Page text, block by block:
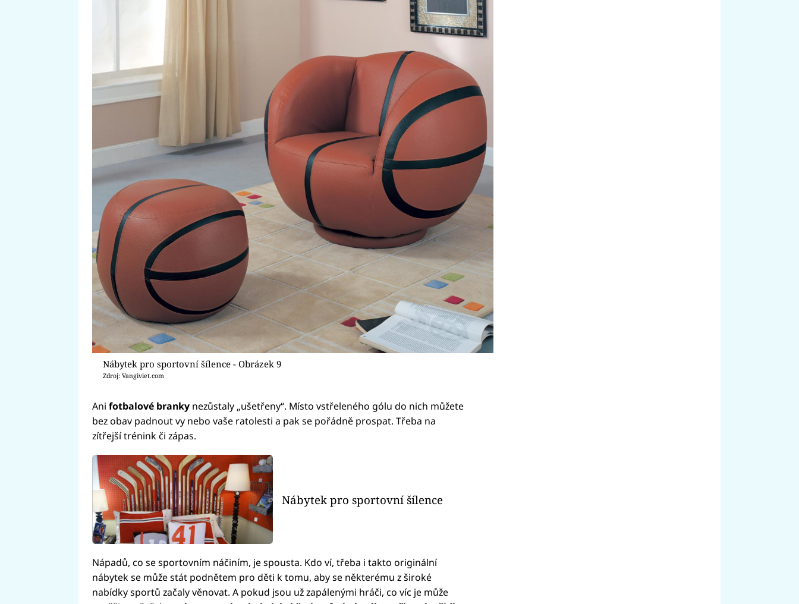
Nábytek pro sportovní šílence - Obrázek 9
Zdroj: Vangiviet.com
Ani fotbalové branky nezůstaly „ušetřeny“. Místo vstřeleného gólu do nich můžete
bez obav padnout vy nebo vaše ratolesti a pak se pořádně prospat. Třeba na
zítřejší trénink či zápas.
Nábytek pro sportovní šílence
Nápadů, co se sportovním náčiním, je spousta. Kdo ví, třeba i takto originální
nábytek se může stát podnětem pro děti k tomu, aby se některému z široké
nabídky sportů začaly věnovat. A pokud jsou už zapálenými hráči, co víc je může